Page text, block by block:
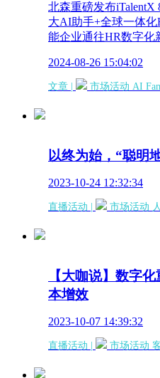
北森重磅发布
大AI助手+全球一体化
能企业通往HR数字化
2024-08-26 15:04:02
文章 | 市场活动 AI
以终为始，“聪明
2023-10-24 12:32:34
直播活动 | 市场活动
【大咖说】数字
本增效
2023-10-07 14:39:32
直播活动 | 市场活动